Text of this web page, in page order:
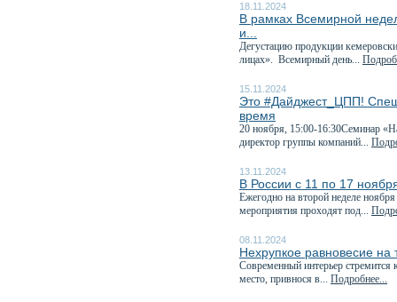
18.11.2024
В рамках Всемирной
и...
Дегустацию продукции
лицах». Всемирный день...
15.11.2024
Это #Дайджест_ЦПП!
время
20 ноября, 15:00-16:30Семинар
директор группы компаний...
13.11.2024
В России с 11 по 17
Ежегодно на второй неделе
мероприятия проходят под...
08.11.2024
Нехрупкое равновесие
Современный интерьер стремится
место, привнося в... Подробнее...